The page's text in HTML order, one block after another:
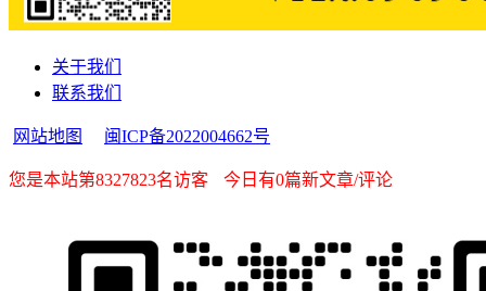
关于我们
联系我们
网站地图 闽ICP备2022004662号
您是本站第8327823名访客 今日有0篇新文章/评论